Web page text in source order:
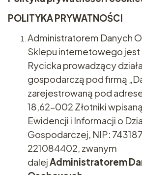
POLITYKA PRYWATNOŚCI
Administratorem Danych
Sklepu internetowego jest
Rycicka prowadzący
gospodarczą pod firmą
zarejestrowaną pod
18,62-002 Złotniki
Ewidencji i Informacji o
Gospodarczej, NIP:
221084402, zwanym
dalejAdministratorem